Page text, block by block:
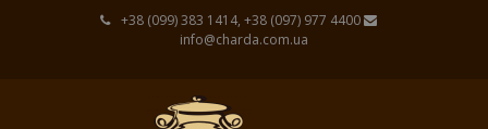
+38 (099) 383 1414, +38 (097) 977 4400
info@charda.com.ua